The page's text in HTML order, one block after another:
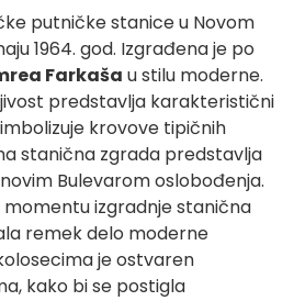
putničke stanice u Novom
1964. god. Izgrađena je po
Farkaša u stilu moderne.
predstavlja karakteristični
krovove tipičnih
stanična zgrada predstavlja
Bulevarom oslobođenja.
izgradnje stanična
remek delo moderne
je ostvaren
kako bi se postigla